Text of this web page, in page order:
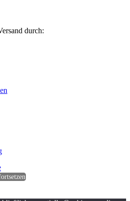
durch: